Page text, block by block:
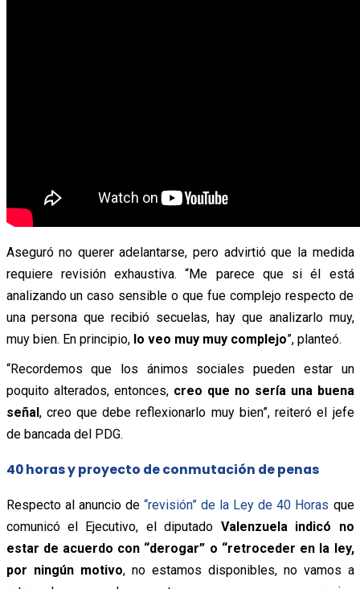
Aseguró no querer adelantarse, pero advirtió que la medida
requiere revisión exhaustiva. “Me parece que si él está
analizando un caso sensible o que fue complejo respecto de
una persona que recibió secuelas, hay que analizarlo muy,
muy bien. En principio, lo veo muy muy complejo”, planteó.
“Recordemos que los ánimos sociales pueden estar un
poquito alterados, entonces, creo que no sería una buena
señal, creo que debe reflexionarlo muy bien”, reiteró el jefe
de bancada del PDG.
40 horas y proyecto de conmutación de penas
Respecto al anuncio de “revisión” de la Ley de 40 Horas que
comunicó el Ejecutivo, el diputado Valenzuela indicó no
estar de acuerdo con “derogar” o “retroceder en la ley,
por ningún motivo, no estamos disponibles, no vamos a